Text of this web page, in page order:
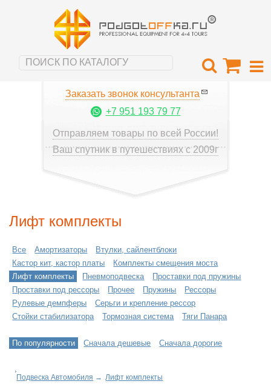
Заказать звонок консультанта
+7 951 193 79 77
Отправляем товары по всей России!
Ваш спутник в путешествиях с 2009г
Лифт комплекты
Все Амортизаторы
Втулки, сайлентблоки
Кастор кит, кастор платы
Комплекты смещения моста
Лифт комплекты
Пневмоподвеска
Проставки под пружины
Проставки под рессоры
Прочее Пружины
Рессоры
Рулевые демпферы
Серьги и крепление рессор
Стойки стабилизатора
Тормозная система Тяги Панара
По популярности Сначала дешевые Сначала дорогие
Подвеска Автомобиля → Лифт комплекты